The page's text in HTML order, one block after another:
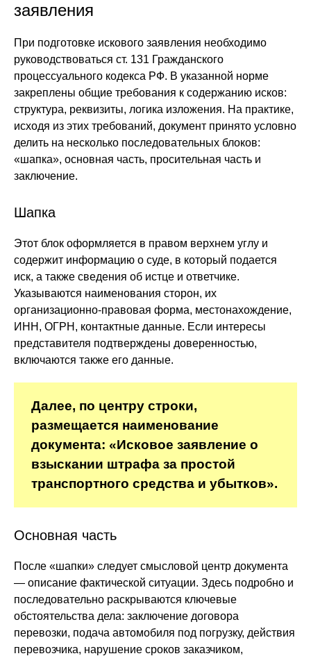
заявления
При подготовке искового заявления необходимо
руководствоваться ст. 131 Гражданского
процессуального кодекса РФ. В указанной норме
закреплены общие требования к содержанию исков:
структура, реквизиты, логика изложения. На практике,
исходя из этих требований, документ принято условно
делить на несколько последовательных блоков:
«шапка», основная часть, просительная часть и
заключение.
Шапка
Этот блок оформляется в правом верхнем углу и
содержит информацию о суде, в который подается
иск, а также сведения об истце и ответчике.
Указываются наименования сторон, их
организационно-правовая форма, местонахождение,
ИНН, ОГРН, контактные данные. Если интересы
представителя подтверждены доверенностью,
включаются также его данные.
Далее, по центру строки,
размещается наименование
документа: «Исковое заявление о
взыскании штрафа за простой
транспортного средства и убытков».
Основная часть
После «шапки» следует смысловой центр документа
— описание фактической ситуации. Здесь подробно и
последовательно раскрываются ключевые
обстоятельства дела: заключение договора
перевозки, подача автомобиля под погрузку, действия
перевозчика, нарушение сроков заказчиком,